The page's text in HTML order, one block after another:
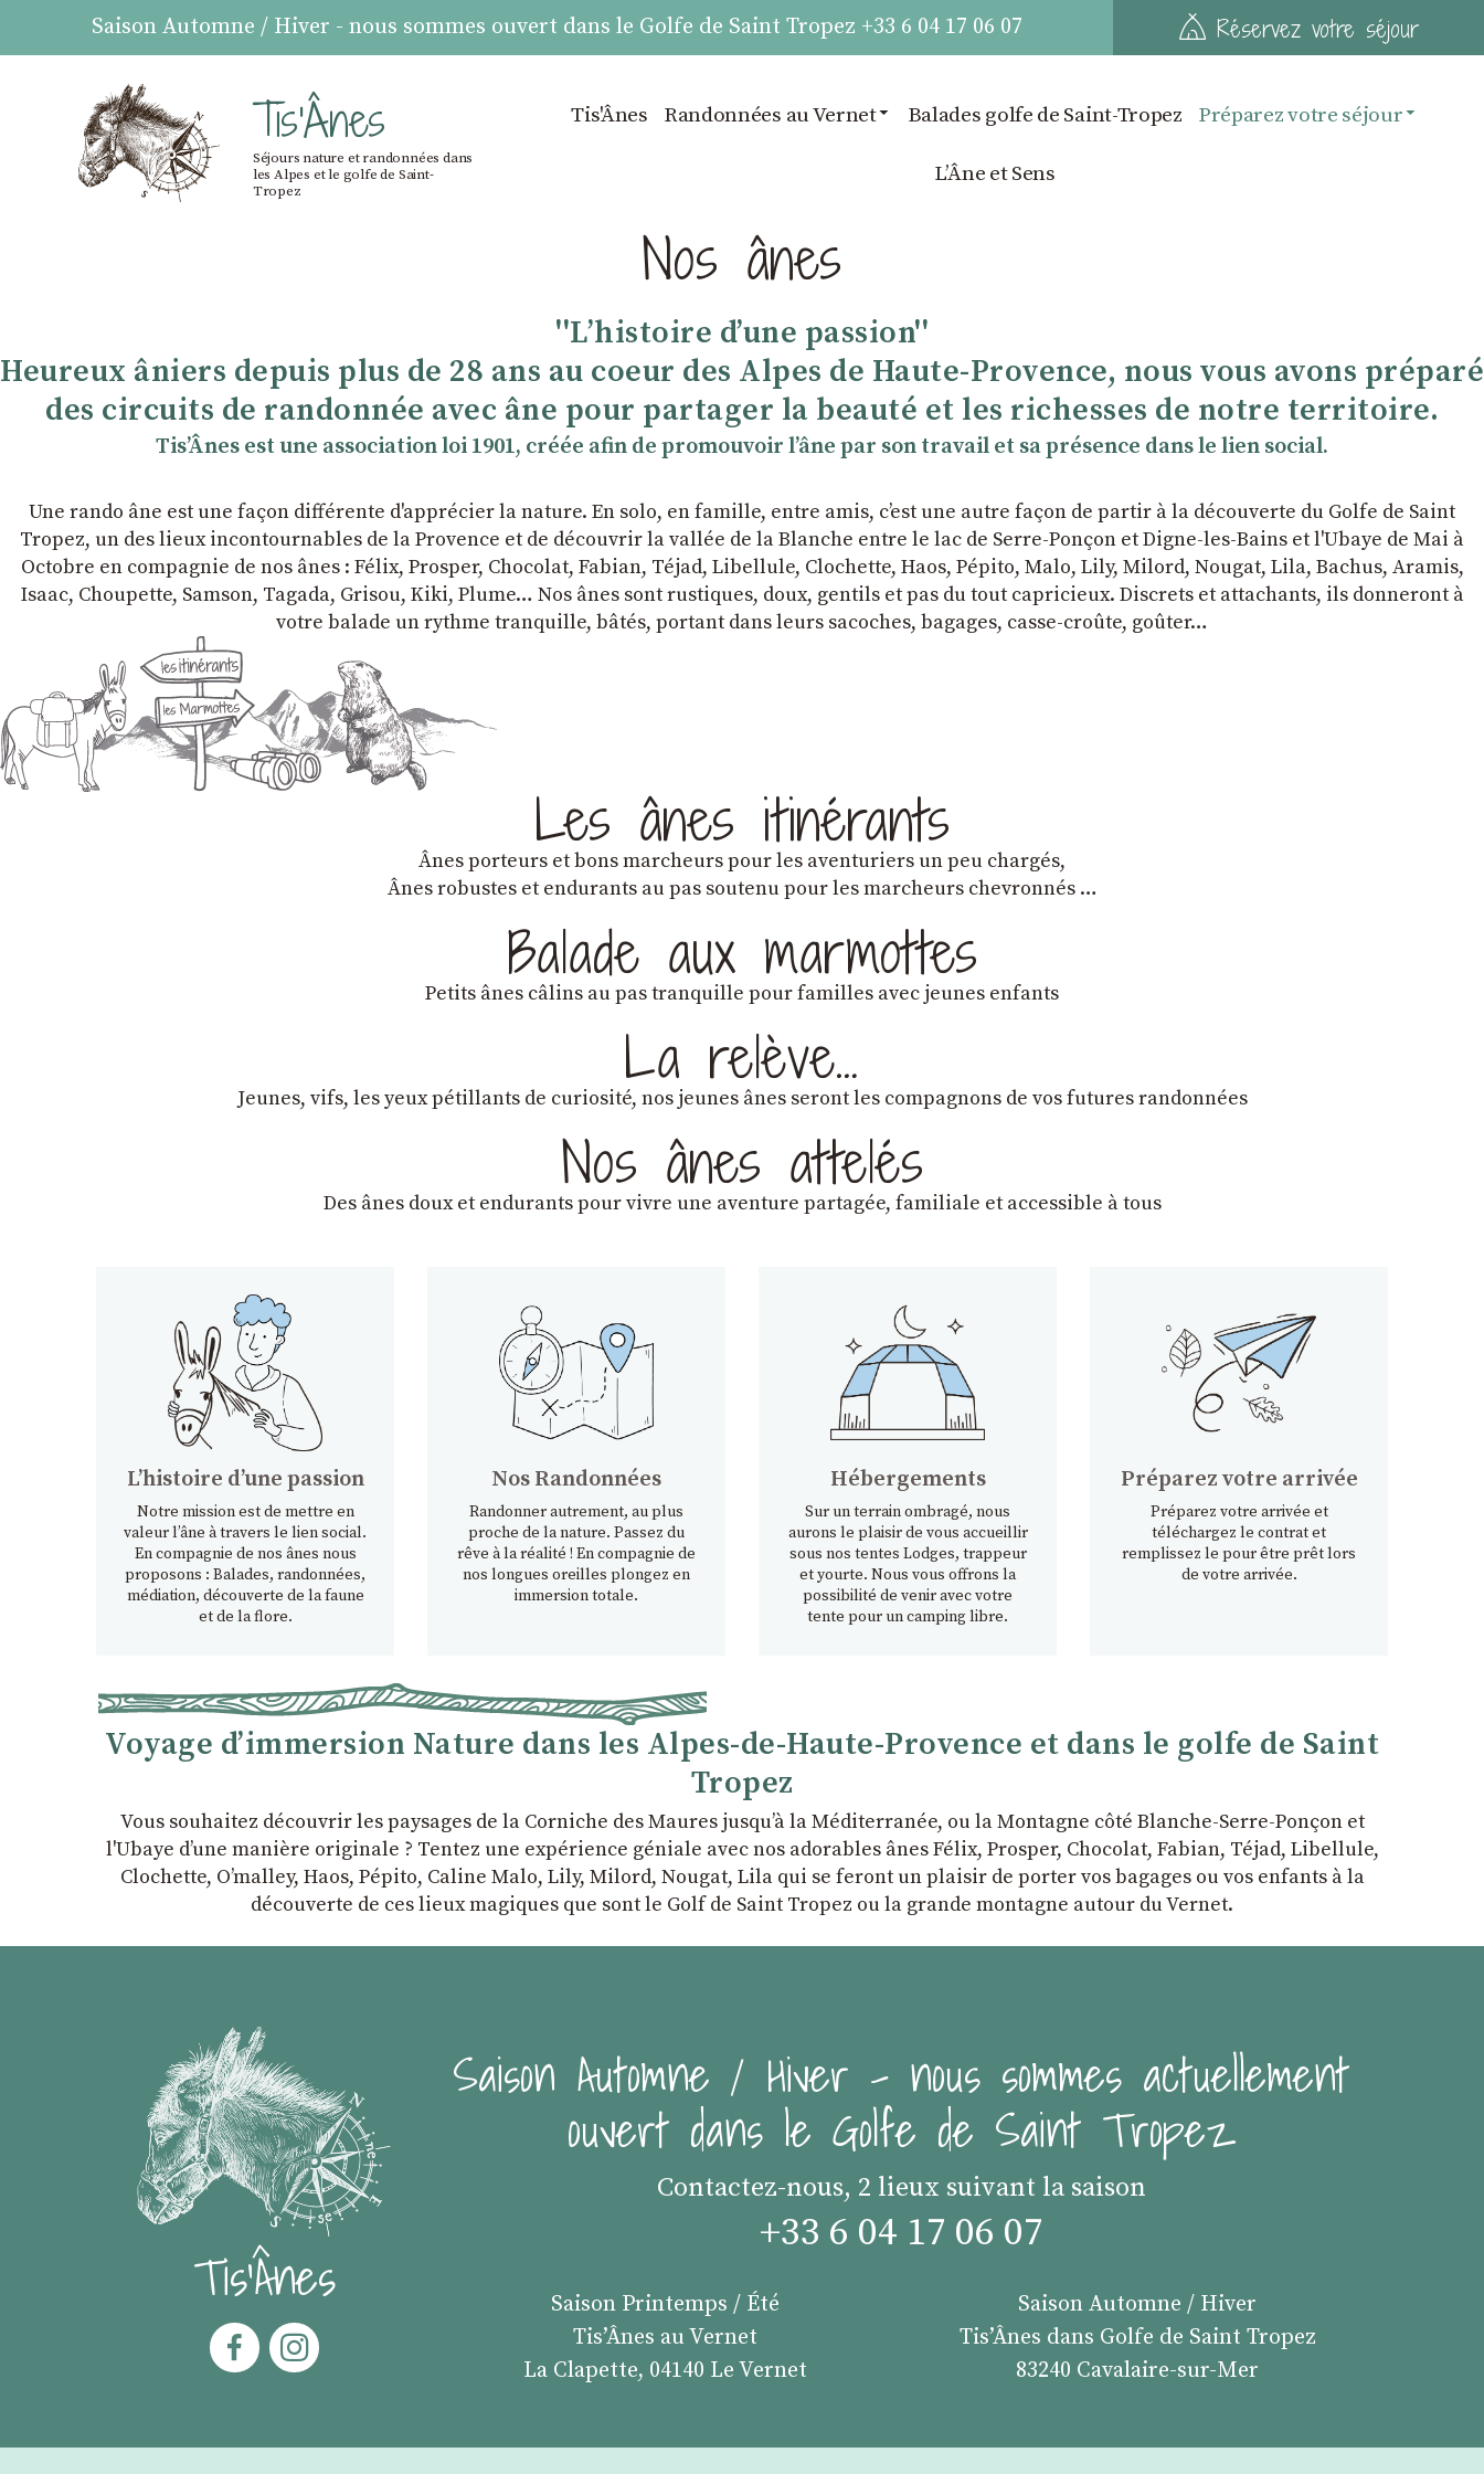
Saison Automne / Hiver - nous sommes ouvert dans le Golfe de Saint Tropez +33 6 04 17 06 07 Réservez votre séjour
Tis'Ânes
Séjours nature et randonnées dans
les Alpes et le golfe de Saint-
Tropez
Tis'Ânes Randonnées au Vernet Balades golfe de Saint-Tropez Préparez votre séjour
LʼÂne et Sens
Nos ânes
''Lʼhistoire dʼune passion''
Heureux âniers depuis plus de 28 ans au coeur des Alpes de Haute-Provence, nous vous avons préparé
des circuits de randonnée avec âne pour partager la beauté et les richesses de notre territoire.
TisʼÂnes est une association loi 1901, créée afin de promouvoir lʼâne par son travail et sa présence dans le lien social.
Une rando âne est une façon différente d'apprécier la nature. En solo, en famille, entre amis, cʼest une autre façon de partir à la découverte du Golfe de Saint
Tropez, un des lieux incontournables de la Provence et de découvrir la vallée de la Blanche entre le lac de Serre-Ponçon et Digne-les-Bains et l'Ubaye de Mai à
Octobre en compagnie de nos ânes : Félix, Prosper, Chocolat, Fabian, Téjad, Libellule, Clochette, Haos, Pépito, Malo, Lily, Milord, Nougat, Lila, Bachus, Aramis,
Isaac, Choupette, Samson, Tagada, Grisou, Kiki, Plume… Nos ânes sont rustiques, doux, gentils et pas du tout capricieux. Discrets et attachants, ils donneront à
votre balade un rythme tranquille, bâtés, portant dans leurs sacoches, bagages, casse-croûte, goûter…
Les ânes itinérants
Ânes porteurs et bons marcheurs pour les aventuriers un peu chargés,
Ânes robustes et endurants au pas soutenu pour les marcheurs chevronnés …
Balade aux marmottes
Petits ânes câlins au pas tranquille pour familles avec jeunes enfants
La relève…
Jeunes, vifs, les yeux pétillants de curiosité, nos jeunes ânes seront les compagnons de vos futures randonnées
Nos ânes attelés
Des ânes doux et endurantspour vivre une aventure partagée, familiale et accessible à tous
Lʼhistoire dʼune passion
Notre mission est de mettre en
valeur l’âne à travers le lien social.
En compagnie de nos ânes nous
proposons : Balades, randonnées,
médiation, découverte de la faune
et de la flore.
Nos Randonnées
Randonner autrement, au plus
proche de la nature. Passez du
rêve à la réalité ! En compagnie de
nos longues oreilles plongez en
immersion totale.
Hébergements
Sur un terrain ombragé, nous
aurons le plaisir de vous accueillir
sous nos tentes Lodges, trappeur
et yourte. Nous vous offrons la
possibilité de venir avec votre
tente pour un camping libre.
Préparez votre arrivée
Préparez votre arrivée et
téléchargez le contrat et
remplissez le pour être prêt lors
de votre arrivée.
Voyage d’immersion Nature dans les Alpes-de-Haute-Provence et dans le golfe de Saint
Tropez
Vous souhaitez découvrir les paysages de la Corniche des Maures jusqu’à la Méditerranée, ou la Montagne côté Blanche-Serre-Ponçon et
l'Ubaye dʼune manière originale ? Tentez une expérience géniale avec nos adorables ânes Félix, Prosper, Chocolat, Fabian, Téjad, Libellule,
Clochette, Oʼmalley, Haos, Pépito, Caline Malo, Lily, Milord, Nougat, Lila qui se feront un plaisir de porter vos bagages ou vos enfants à la
découverte de ces lieux magiques que sont le Golf de Saint Tropez ou la grande montagne autour du Vernet.
Tis'Ânes
Saison Automne / Hiver - nous sommes actuellement
ouvert dans le Golfe de Saint Tropez
Contactez-nous, 2 lieux suivant la saison
+33 6 04 17 06 07
Saison Printemps / Été
Tis’Ânes au Vernet
La Clapette, 04140 Le Vernet
Saison Automne / Hiver
Tis’Ânes dans Golfe de Saint Tropez
83240 Cavalaire-sur-Mer